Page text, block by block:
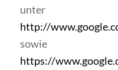
unter
http://
https://